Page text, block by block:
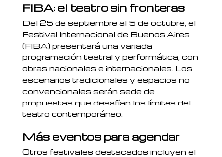
FIBA: el teatro sin fronteras
Del 25 de septiembre al 5 de octubre, el
Festival Internacional de Buenos Aires
(FIBA) presentará una variada
programación teatral y performática, con
obras nacionales e internacionales. Los
escenarios tradicionales y espacios no
convencionales serán sede de
propuestas que desafían los límites del
teatro contemporáneo.
Más eventos para agendar
Otros festivales destacados incluyen el